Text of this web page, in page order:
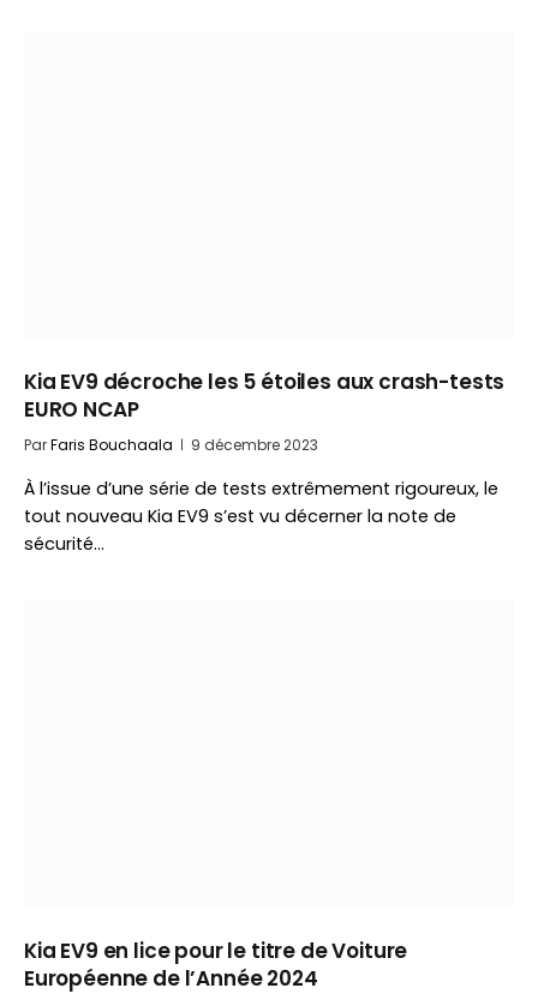
Kia EV9 décroche les 5 étoiles aux crash-tests
EURO NCAP
ParFaris Bouchaala 9 décembre 2023
À l’issue d’une série de tests extrêmement rigoureux, le
tout nouveau Kia EV9 s’est vu décerner la note de
sécurité…
Kia EV9 en lice pour le titre de Voiture
Européenne de l’Année 2024